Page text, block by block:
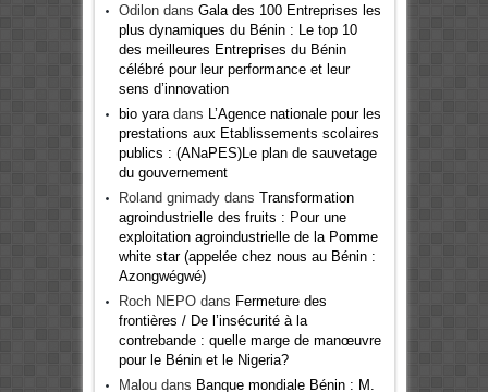
Odilondans Gala des 100 Entreprises les
plus dynamiques du Bénin : Le top 10
des meilleures Entreprises du Bénin
célébré pour leur performance et leur
sens d’innovation
bio yaradans
L’Agence nationale pour les
prestations aux Etablissements scolaires
publics : (ANaPES)Le plan de sauvetage
du gouvernement
Roland gnimadydans Transformation
agroindustrielle des fruits : Pour une
exploitation agroindustrielle de la Pomme
white star (appelée chez nous au Bénin :
Azongwégwé)
Roch NEPOdans Fermeture des
frontières / De l’insécurité à la
contrebande : quelle marge de manœuvre
pour le Bénin et le Nigeria?
Maloudans Banque mondiale Bénin : M.